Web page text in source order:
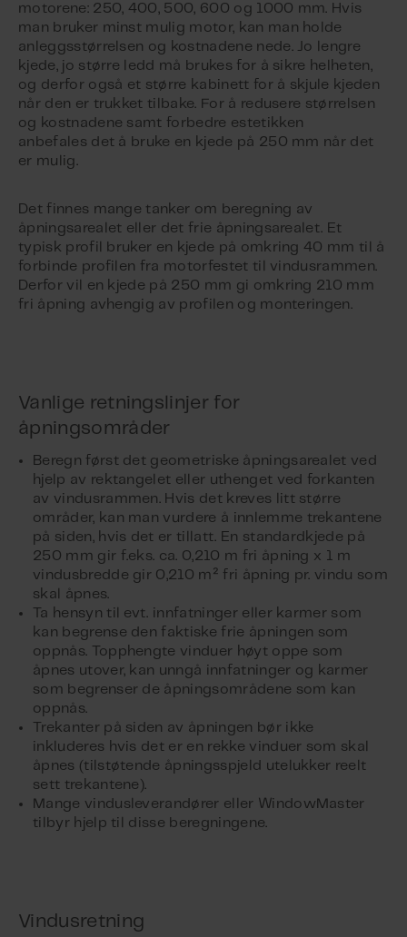
motorene: 250, 400, 500, 600 og 1000 mm. Hvis
man bruker minst mulig motor, kan man holde
anleggsstørrelsen og kostnadene nede. Jo lengre
kjede, jo større ledd må brukes for å sikre helheten,
og derfor også et større kabinett for å skjule kjeden
når den er trukket tilbake. For å redusere størrelsen
og kostnadene samt forbedre estetikken
anbefales det å bruke en kjede på 250 mm når det
er mulig.
Det finnes mange tanker om beregning av
åpningsarealet eller det frie åpningsarealet. Et
typisk profil bruker en kjede på omkring 40 mm til å
forbinde profilen fra motorfestet til vindusrammen.
Derfor vil en kjede på 250 mm gi omkring 210 mm
fri åpning avhengig av profilen og monteringen.
Vanlige retningslinjer for
åpningsområder
Beregn først det geometriske åpningsarealet ved
hjelp av rektangelet eller uthenget ved forkanten
av vindusrammen. Hvis det kreves litt større
områder, kan man vurdere å innlemme trekantene
på siden, hvis det er tillatt. En standardkjede på
250 mm gir f.eks. ca. 0,210 m fri åpning x 1 m
vindusbredde gir 0,210 m² fri åpning pr. vindu som
skal åpnes.
Ta hensyn til evt. innfatninger eller karmer som
kan begrense den faktiske frie åpningen som
oppnås. Topphengte vinduer høyt oppe som
åpnes utover, kan unngå innfatninger og karmer
som begrenser de åpningsområdene som kan
oppnås.
Trekanter på siden av åpningen bør ikke
inkluderes hvis det er en rekke vinduer som skal
åpnes (tilstøtende åpningsspjeld utelukker reelt
sett trekantene).
Mange vindusleverandører eller WindowMaster
tilbyr hjelp til disse beregningene.
Vindusretning